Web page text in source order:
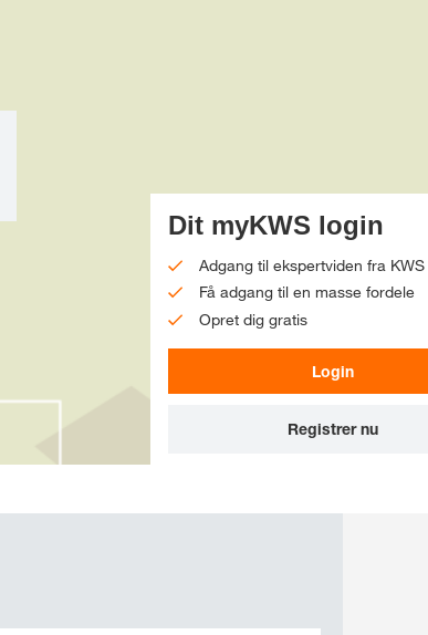
Webshop
Dit myKWS login
Adgang til ekspertviden fra KWS
Få adgang til en masse fordele
Opret dig gratis
Login
Registrer nu